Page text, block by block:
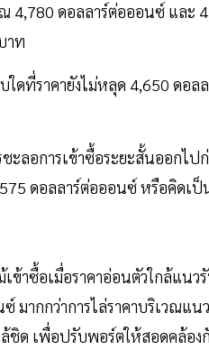
4,780 ดอลลาร์ต่อออนซ์ และ
าท
ดที่ราคายังไม่หลุด 4,650 ดอ
อการเข้าซื้อระยะสั้นออกไป
ดอลลาร์ต่อออนซ์ หรือคิดเ
าซื้อเมื่อราคาอ่อนตัวใกล้แนว
มากกว่าการไล่ราคาบริเวณแ
ชิด เพื่อปรับพอร์ตให้สอดคล้อง